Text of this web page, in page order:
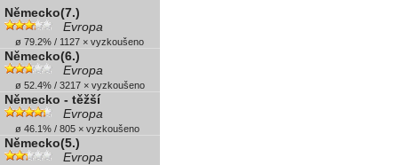
Německo(7.)
Evropa
ø 79.2% / 1127 × vyzkoušeno
Německo(6.)
Evropa
ø 52.4% / 3217 × vyzkoušeno
Německo - těžší
Evropa
ø 46.1% / 805 × vyzkoušeno
Německo(5.)
Evropa